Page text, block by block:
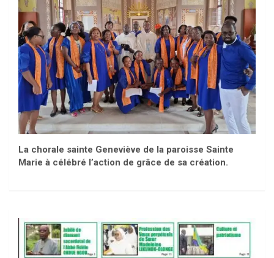
La chorale sainte Geneviève de la paroisse Sainte
Marie à célébré l’action de grâce de sa création.